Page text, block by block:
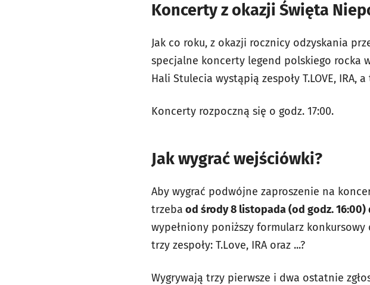
Koncerty z okazji Święta
Jak co roku, z okazji rocznicy odzyskania
specjalne koncerty legend polskiego rocka
Hali Stulecia wystąpią zespoły T.LOVE, IRA,
Koncerty rozpoczną się o godz. 17:00.
Jak wygrać wejściówki?
Aby wygrać podwójne zaproszenie na
trzeba od środy 8 listopada (od godz.
wypełniony poniższy formularz
trzy zespoły: T.Love, IRA oraz ...?
Wygrywają trzy pierwsze i dwa ostatnie